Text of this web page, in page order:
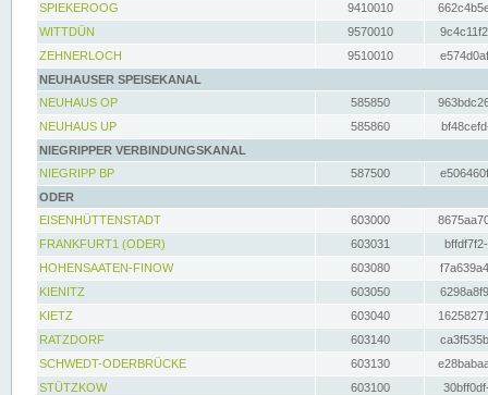
SPIEKEROOG
9410010
WITTDÜN
9570010
ZEHNERLOCH
9510010
NEUHAUSER SPEISEKANAL
NEUHAUS OP
585850
NEUHAUS UP
585860
NIEGRIPPER VERBINDUNGSKANAL
NIEGRIPP BP
587500
ODER
EISENHÜTTENSTADT
603000
FRANKFURT1 (ODER)
603031
HOHENSAATEN-FINOW
603080
KIENITZ
603050
KIETZ
603040
RATZDORF
603140
SCHWEDT-ODERBRÜCKE
603130
STÜTZKOW
603100